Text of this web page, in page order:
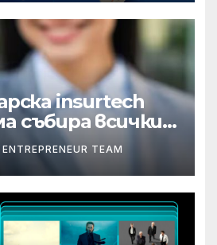
insurtech
събира всички
на едно място
ENTREPRENEUR TEAM